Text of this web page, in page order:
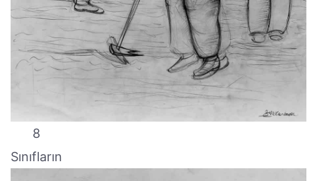
8
Sınıfların